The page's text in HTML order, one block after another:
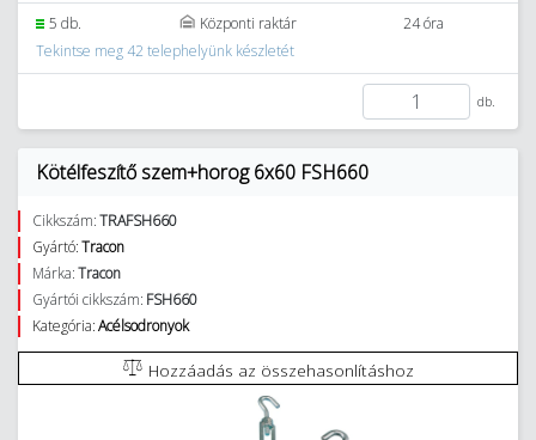
5 db. Központi raktár
24 óra
Tekintse meg 42 telephelyünk készletét
db.
Kötélfeszítő szem+horog 6x60 FSH660
Cikkszám:TRAFSH660
Gyártó:Tracon
Márka:Tracon
Gyártói cikkszám: FSH660
Kategória:Acélsodronyok
Hozzáadás az összehasonlításhoz